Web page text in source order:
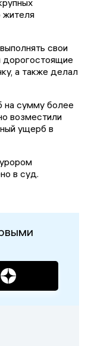
жителя
свои
дорогостоящие
а также делал
на сумму более
возместили
ущерб в
в суд.